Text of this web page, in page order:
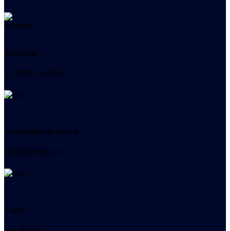
Telegram
+7 (978) 515-999-7
Электронная почта
admin@helpsant.ru
Адрес